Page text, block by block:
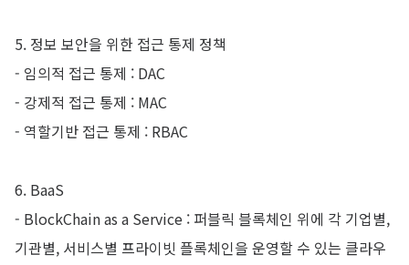
5. 정보 보안을 위한 접근 통제 정책
- 임의적 접근 통제 : DAC
- 강제적 접근 통제 : MAC
- 역할기반 접근 통제 : RBAC
6. BaaS
- BlockChain as a Service : 퍼블릭 블록체인 위에 각 기업별,
기관별, 서비스별 프라이빗 플록체인을 운영할 수 있는 클라우